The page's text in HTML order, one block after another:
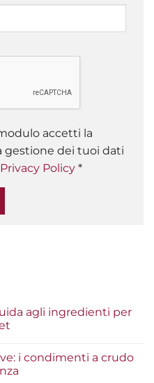
accetti la
gestione dei tuoi dati
Privacy Policy *
agli ingredienti per
i condimenti a crudo